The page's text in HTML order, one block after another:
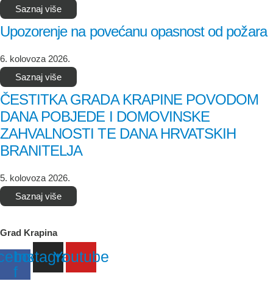
Saznaj više
Upozorenje na povećanu opasnost od požara
6. kolovoza 2026.
Saznaj više
ČESTITKA GRADA KRAPINE POVODOM
DANA POBJEDE I DOMOVINSKE
ZAHVALNOSTI TE DANA HRVATSKIH
BRANITELJA
5. kolovoza 2026.
Saznaj više
Grad Krapina
f
Instagram
Youtube